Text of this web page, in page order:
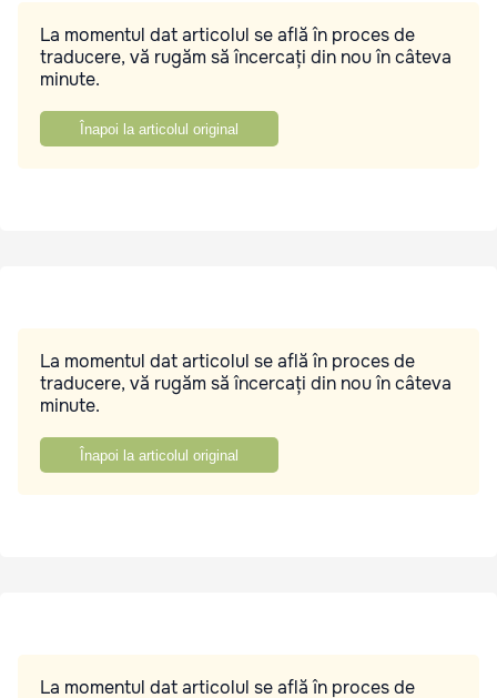
La momentul dat articolul se află în proces de
traducere, vă rugăm să încercați din nou în câteva
minute.
Înapoi la articolul original
La momentul dat articolul se află în proces de
traducere, vă rugăm să încercați din nou în câteva
minute.
Înapoi la articolul original
La momentul dat articolul se află în proces de